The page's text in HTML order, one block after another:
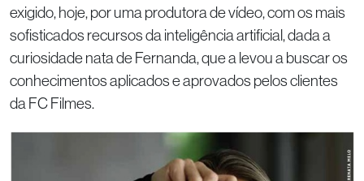
exigido, hoje, por uma produtora de vídeo, com os mais
sofisticados recursos da inteligência artificial, dada a
curiosidade nata de Fernanda, que a levou a buscar os
conhecimentos aplicados e aprovados pelos clientes
da FC Filmes.